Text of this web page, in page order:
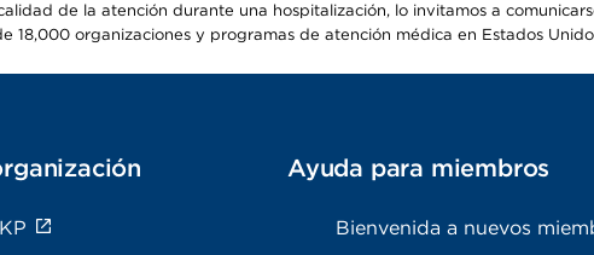
de la atención durante una hospitalización, lo invitamos a
organizaciones y programas de atención médica en Estados
Ayuda para miembros
Bienvenida a nuevos